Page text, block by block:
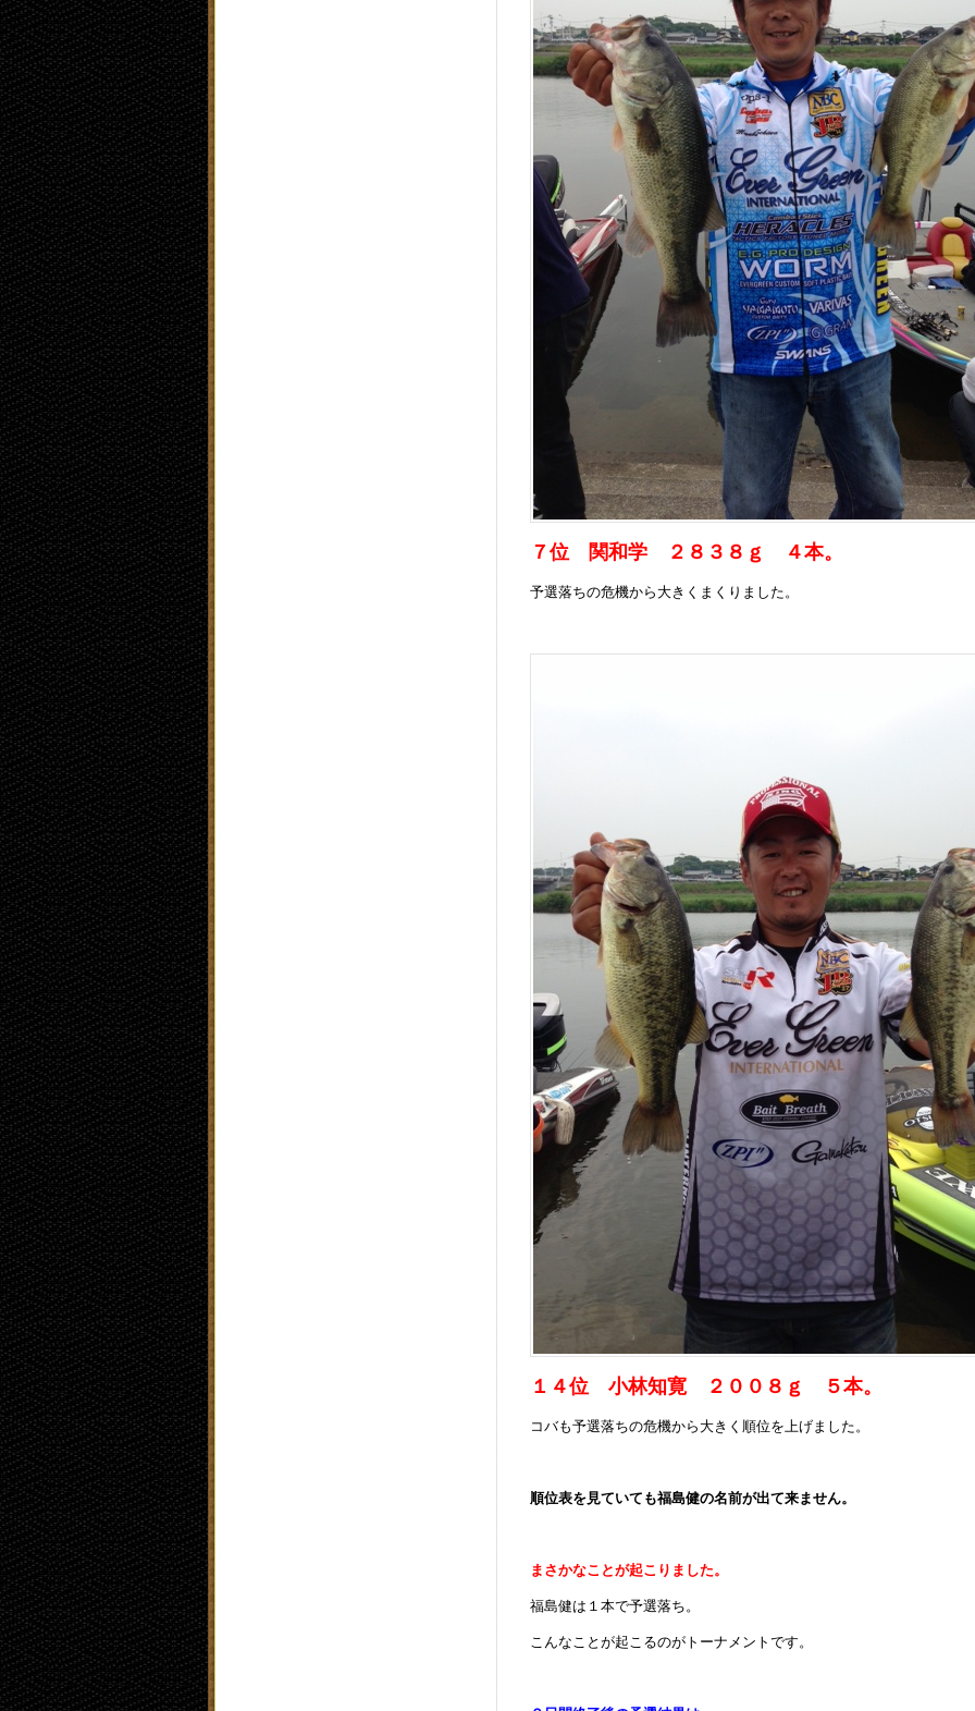
７位 関和学 ２８３８ｇ ４本。
予選落ちの危機から大きくまくりました。
１４位 小林知寛 ２００８ｇ ５本。
コバも予選落ちの危機から大きく順位を上げました。
順位表を見ていても福島健の名前が出て来ません。
まさかなことが起こりました。
福島健は１本で予選落ち。
こんなことが起こるのがトーナメントです。